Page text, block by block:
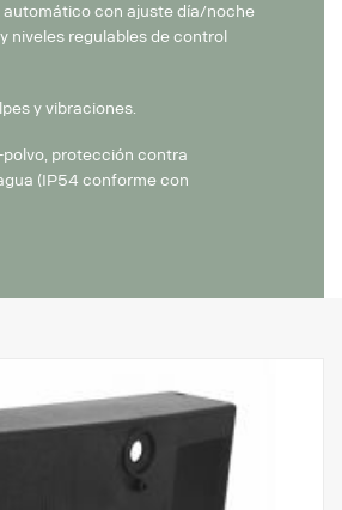
automático con ajuste día/noche
niveles regulables de control
y vibraciones.
protección contra
(IP54 conforme con